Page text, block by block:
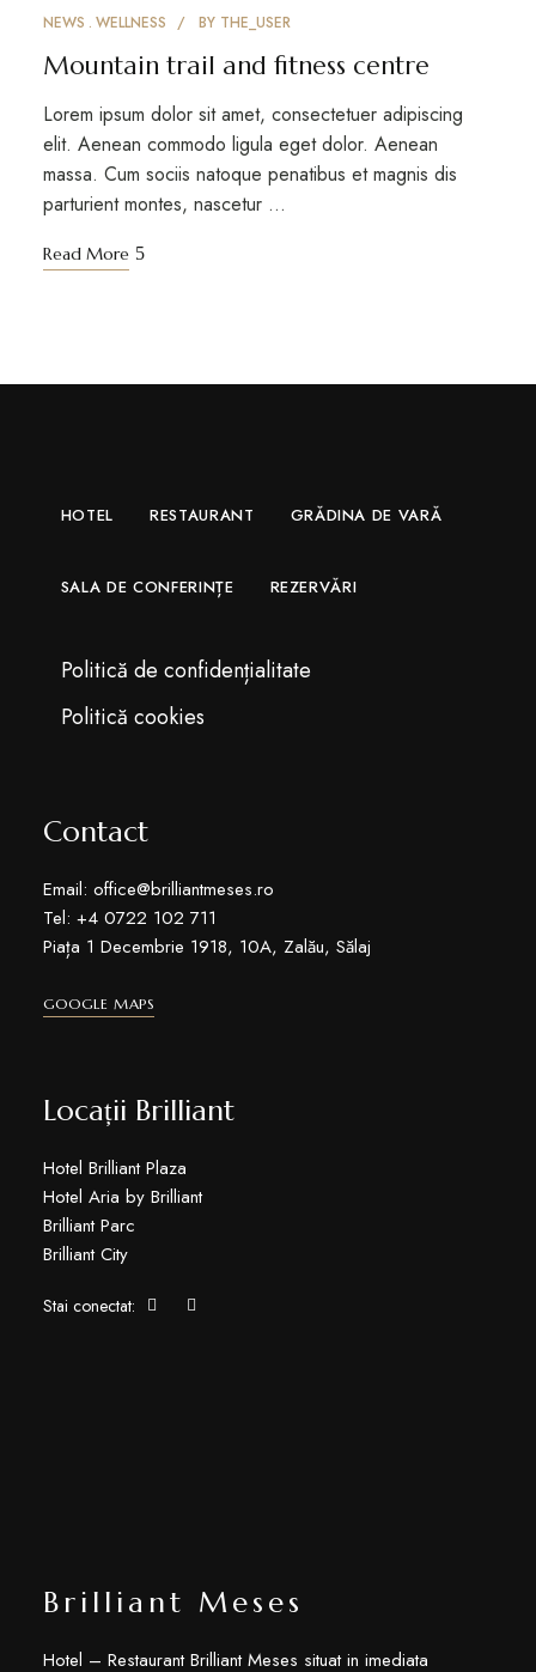
NEWS WELLNESS BY THE_USER
Mountain trail and fitness centre
Lorem ipsum dolor sit amet, consectetuer adipiscing
elit. Aenean commodo ligula eget dolor. Aenean
massa. Cum sociis natoque penatibus et magnis dis
parturient montes, nascetur …
Read More
HOTEL RESTAURANT GRĂDINA DE VARĂ
SALA DE CONFERINȚE REZERVĂRI
Politică de confidențialitate
Politică cookies
Contact
Email: office@brilliantmeses.ro
Tel: +4 0722 102 711
Piața 1 Decembrie 1918, 10A, Zalău, Sălaj
GOOGLE MAPS
Locații Brilliant
Hotel Brilliant Plaza
Hotel Aria by Brilliant
Brilliant Parc
Brilliant City
Stai conectat:
Brilliant Meses
Hotel – Restaurant Brilliant Meses situat in imediata